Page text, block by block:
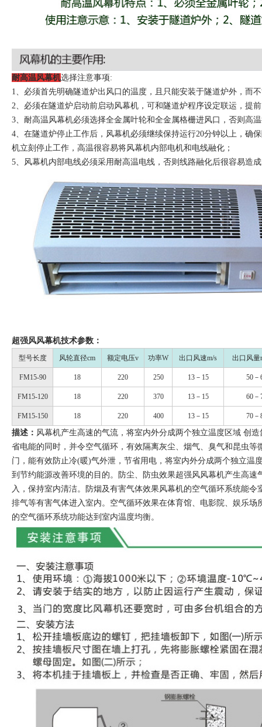
耐高温风幕机选择注意事项:
1、必须首先明确隧道炉出风口的温度，且只能安装于隧道炉外，而
2、必须在隧道炉启动前启动风幕机，可和隧道炉程序设定联运，提
3、耐高温风幕机必须选择全金属叶轮和全金属格栅进风口，否则高
4、在隧道炉停止工作后，风幕机必须继续保持运行20分钟以上，确
机立刻停止工作，高温很容易将风幕机内部电机和电线融化；
5、风幕机内部电线必须采用耐高温电线，否则线路融化后很容易造
超强风风幕机技术参数：
型号长度 风轮直径cm 额定电压v 功率W 出口风速m/s 出口风量
FM15-90 18 220 250 13－15 50－
FM15-120 18 220 370 13－15 60－
FM15-150 18 220 400 13－15 70－
描述： 风幕机产生高速的气流，将室内外分成两个独立温度区域 创
省电能的同时，并令空气循环，有效隔离灰尘、烟气、臭气和昆虫
门，能有效防止冷(暖)气外泄，节省用电，将室内外分成两个独立温
到节约能源改善环境的目的。防尘、防虫效果超强风风幕机产生高
入，保持室内清洁。防烟及有害气体效果风幕机的空气循环系统能
排气等有害气体进入室内。空气循环效果在体育馆、电影院、娱乐
的空气循环系统功能达到室内温度均衡。